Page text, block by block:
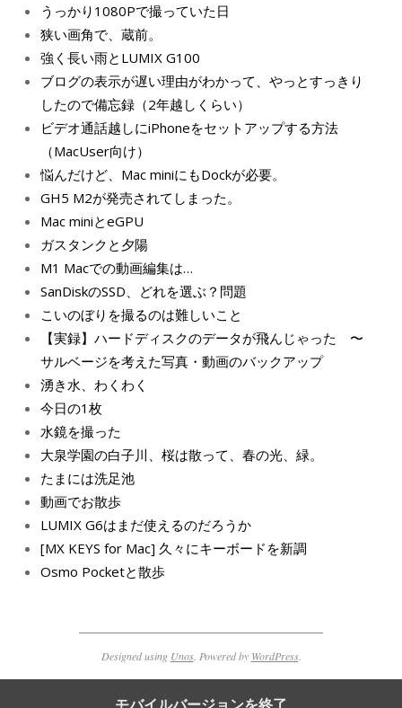
うっかり1080Pで撮っていた日
狭い画角で、蔵前。
強く長い雨とLUMIX G100
ブログの表示が遅い理由がわかって、やっとすっきり
したので備忘録（2年越しくらい）
ビデオ通話越しにiPhoneをセットアップする方法
（MacUser向け）
悩んだけど、Mac miniにもDockが必要。
GH5 M2が発売されてしまった。
Mac miniとeGPU
ガスタンクと夕陽
M1 Macでの動画編集は…
SanDiskのSSD、どれを選ぶ？問題
こいのぼりを撮るのは難しいこと
【実録】ハードディスクのデータが飛んじゃった 〜
サルベージを考えた写真・動画のバックアップ
湧き水、わくわく
今日の1枚
水鏡を撮った
大泉学園の白子川、桜は散って、春の光、緑。
たまには洗足池
動画でお散歩
LUMIX G6はまだ使えるのだろうか
[MX KEYS for Mac] 久々にキーボードを新調
Osmo Pocketと散歩
Designed using Unos. Powered by WordPress.
モバイルバージョンを終了